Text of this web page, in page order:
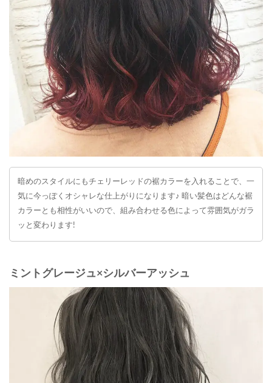
暗めのスタイルにもチェリーレッドの裾カラーを入れることで、一
気に今っぽくオシャレな仕上がりになります♪ 暗い髪色はどんな裾
カラーとも相性がいいので、組み合わせる色によって雰囲気がガラ
ッと変わります!
ミントグレージュ×シルバーアッシュ